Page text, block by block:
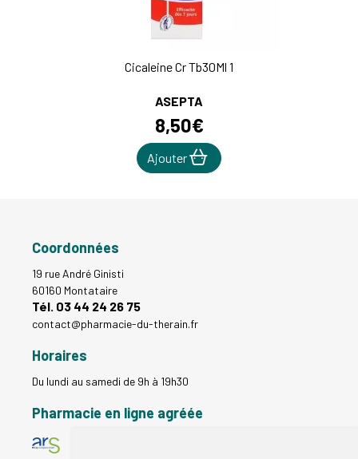
Cicaleine Cr Tb30Ml 1
ASEPTA
8,50€
Ajouter
Coordonnées
19 rue André Ginisti
60160 Montataire
Tél. 03 44 24 26 75
contact@pharmacie-du-therain.fr
Horaires
Du lundi au samedi de 9h à 19h30
Pharmacie en ligne agréée